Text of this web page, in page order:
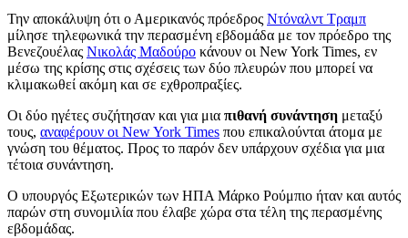
Την αποκάλυψη ότι ο Αμερικανός πρόεδρος Ντόναλντ Τραμπ
μίλησε τηλεφωνικά την περασμένη εβδομάδα με τον πρόεδρο της
Βενεζουέλας Νικολάς Μαδούρο κάνουν οι New York Times, εν
μέσω της κρίσης στις σχέσεις των δύο πλευρών που μπορεί να
κλιμακωθεί ακόμη και σε εχθροπραξίες.
Οι δύο ηγέτες συζήτησαν και για μια πιθανή συνάντηση μεταξύ
τους, αναφέρουν οι New York Times που επικαλούνται άτομα με
γνώση του θέματος. Προς το παρόν δεν υπάρχουν σχέδια για μια
τέτοια συνάντηση.
Ο υπουργός Εξωτερικών των ΗΠΑ Μάρκο Ρούμπιο ήταν και αυτός
παρών στη συνομιλία που έλαβε χώρα στα τέλη της περασμένης
εβδομάδας.